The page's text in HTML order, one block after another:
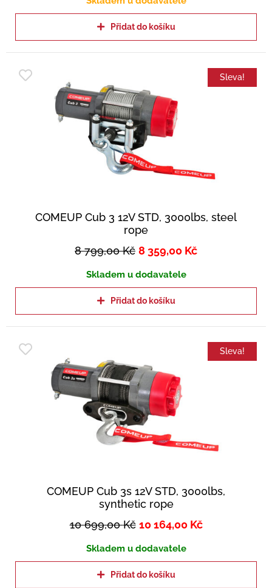
Přidat do košíku
Sleva!
COMEUP Cub 3 12V STD, 3000lbs, steel
rope
8 799,00Kč 8 359,00 Kč
Skladem u dodavatele
Přidat do košíku
Sleva!
COMEUP Cub 3s 12V STD, 3000lbs,
synthetic rope
10 699,00Kč 10 164,00 Kč
Skladem u dodavatele
Přidat do košíku